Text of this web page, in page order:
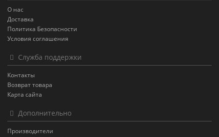
О нас
Доставка
Политика Безопасности
Условия соглашения
Служба поддержки
Контакты
Возврат товара
Карта сайта
Дополнительно
Производители